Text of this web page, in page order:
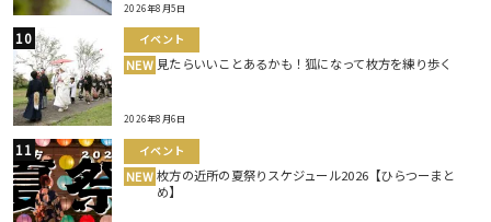
2026年8月5日
イベント
NEW 見たらいいことあるかも！狐になって枚方を練り歩く
2026年8月6日
イベント
NEW 枚方の近所の夏祭りスケジュール2026【ひらつーまと
め】